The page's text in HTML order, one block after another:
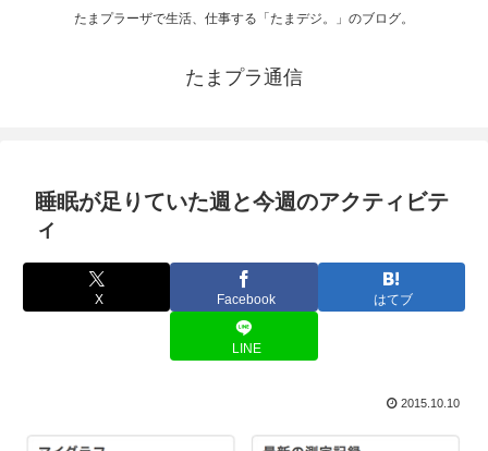
たまプラーザで生活、仕事する「たまデジ。」のブログ。
たまプラ通信
睡眠が足りていた週と今週のアクティビテ
ィ
X Facebook はてブ
LINE
2015.10.10